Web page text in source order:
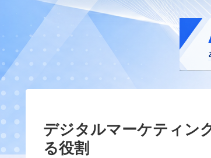
デジタルマーケティン
る役割